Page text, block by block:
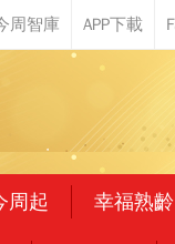
周起 幸福熟齡